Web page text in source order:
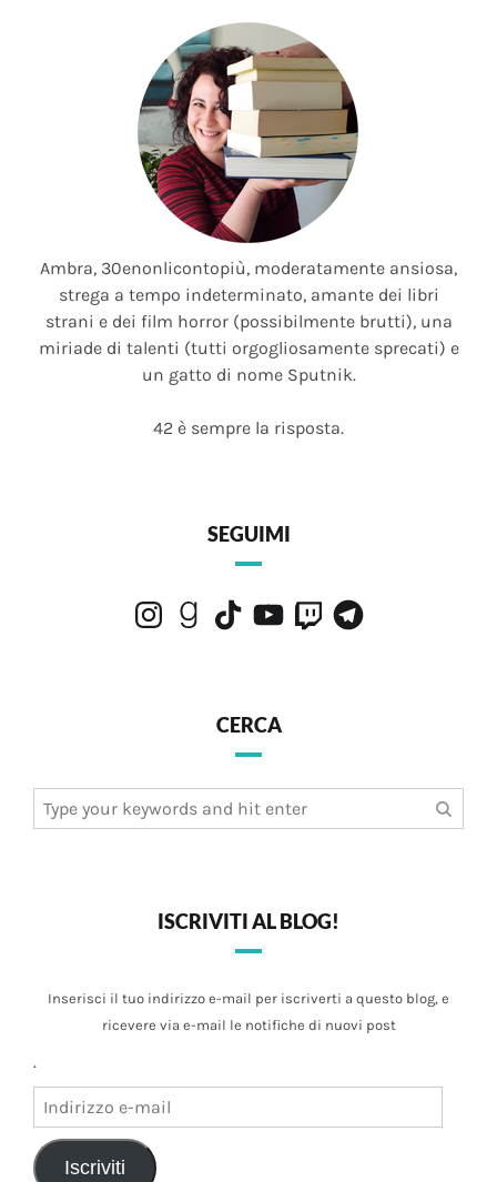
Ambra, 30enonlicontopiù, moderatamente ansiosa,
strega a tempo indeterminato, amante dei libri
strani e dei film horror (possibilmente brutti), una
miriade di talenti (tutti orgogliosamente sprecati) e
un gatto di nome Sputnik.
42 è sempre la risposta.
SEGUIMI
InstagramGoodreads
TikTokYouTubeTwitchTelegram
CERCA
for:
ISCRIVITI AL BLOG!
Inserisci il tuo indirizzo e-mail per iscriverti a questo blog, e
ricevere via e-mail le notifiche di nuovi post
.
mail
Iscriviti